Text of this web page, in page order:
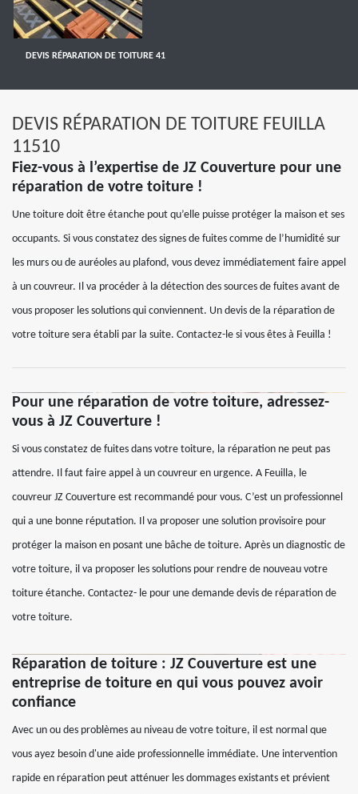
DEVIS RÉPARATION DE TOITURE 41
DEVIS RÉPARATION DE TOITURE FEUILLA
11510
Fiez-vous à l’expertise de JZ Couverture pour une
réparation de votre toiture !
Une toiture doit être étanche pout qu’elle puisse protéger la maison et ses
occupants. Si vous constatez des signes de fuites comme de l’humidité sur
les murs ou de auréoles au plafond, vous devez immédiatement faire appel
à un couvreur. Il va procéder à la détection des sources de fuites avant de
vous proposer les solutions qui conviennent. Un devis de la réparation de
votre toiture sera établi par la suite. Contactez-le si vous êtes à Feuilla !
Pour une réparation de votre toiture, adressez-
vous à JZ Couverture !
Si vous constatez de fuites dans votre toiture, la réparation ne peut pas
attendre. Il faut faire appel à un couvreur en urgence. A Feuilla, le
couvreur JZ Couverture est recommandé pour vous. C’est un professionnel
qui a une bonne réputation. Il va proposer une solution provisoire pour
protéger la maison en posant une bâche de toiture. Après un diagnostic de
votre toiture, il va proposer les solutions pour rendre de nouveau votre
toiture étanche. Contactez- le pour une demande devis de réparation de
votre toiture.
Réparation de toiture : JZ Couverture est une
entreprise de toiture en qui vous pouvez avoir
confiance
Avec un ou des problèmes au niveau de votre toiture, il est normal que
vous ayez besoin d'une aide professionnelle immédiate. Une intervention
rapide en réparation peut atténuer les dommages existants et prévient